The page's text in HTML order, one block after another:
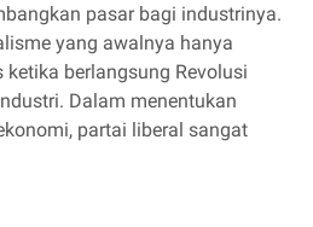
pasar bagi industrinya.
yang awalnya hanya
ketika berlangsung Revolusi
Dalam menentukan
partai liberal sangat